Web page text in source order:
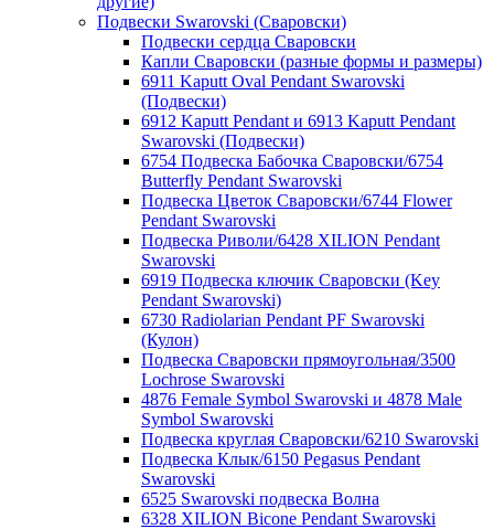
Подвески Swarovski (Сваровски)
Подвески сердца Сваровски
Капли Сваровски (разные формы и размеры)
6911 Kaputt Oval Pendant Swarovski
(Подвески)
6912 Kaputt Pendant и 6913 Kaputt Pendant
Swarovski (Подвески)
6754 Подвеска Бабочка Сваровски/6754
Butterfly Pendant Swarovski
Подвеска Цветок Сваровски/6744 Flower
Pendant Swarovski
Подвеска Риволи/6428 XILION Pendant
Swarovski
6919 Подвеска ключик Сваровски (Key
Pendant Swarovski)
6730 Radiolarian Pendant PF Swarovski
(Кулон)
Подвеска Сваровски прямоугольная/3500
Lochrose Swarovski
4876 Female Symbol Swarovski и 4878 Male
Symbol Swarovski
Подвеска круглая Сваровски/6210 Swarovski
Подвеска Клык/6150 Pegasus Pendant
Swarovski
6525 Swarovski подвеска Волна
6328 XILION Bicone Pendant Swarovski